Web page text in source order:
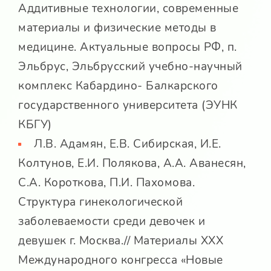
Аддитивные технологии, современные
материалы и физические методы в
медицине. Актуальные вопросы РФ, п.
Эльбрус, Эльбрусский учебно-научный
комплекс Кабардино- Балкарского
государственного университета (ЭУНК
КБГУ)
Л.В. Адамян, Е.В. Сибирская, И.Е.
Колтунов, Е.И. Полякова, А.А. Аванесян,
С.А. Короткова, П.И. Пахомова.
Структура гинекологической
заболеваемости среди девочек и
девушек г. Москва.// Материалы XXX
Международного конгресса «Новые